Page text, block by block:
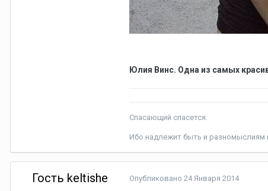
Юлия Винс. Одна из самых
Спасающий спасется.
Ибо надлежит быть и
Гость keltishe Опубликовано 24 Января 2014